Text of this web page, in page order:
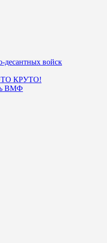
десантных войск
КРУТО!
ВМФ